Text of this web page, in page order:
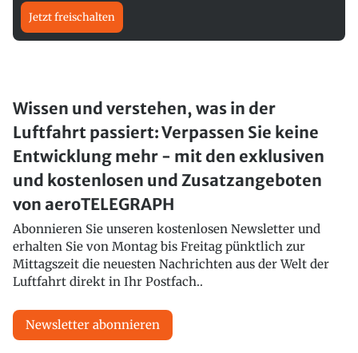
Jetzt freischalten
Wissen und verstehen, was in der
Luftfahrt passiert: Verpassen Sie keine
Entwicklung mehr - mit den exklusiven
und kostenlosen und Zusatzangeboten
von aeroTELEGRAPH
Abonnieren Sie unseren kostenlosen Newsletter und
erhalten Sie von Montag bis Freitag pünktlich zur
Mittagszeit die neuesten Nachrichten aus der Welt der
Luftfahrt direkt in Ihr Postfach..
Newsletter abonnieren